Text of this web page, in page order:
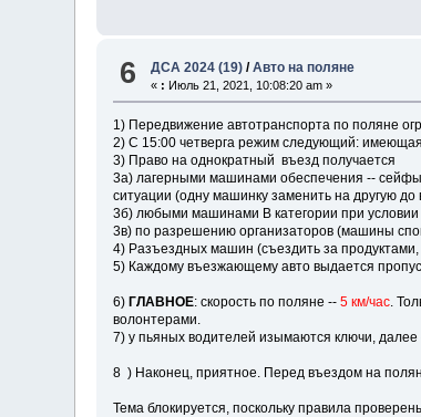
6 ДСА 2024 (19) /Авто на поляне
« : Июль 21, 2021, 10:08:20 am »
1) Передвижение автотранспорта по поляне
2) С 15:00 четверга режим следующий:
3) Право на однократный въезд получается
3а) лагерными машинами обеспечения --
ситуации (одну машинку заменить на другую
3б) любыми машинами В категории при
3в) по разрешению организаторов (машины
4) Разъездных машин (съездить за
5) Каждому въезжающему авто выдается
6)ГЛАВНОЕ: скорость по поляне --5 км/час .
волонтерами.
7) у пьяных водителей изымаются ключи, далее
8 ) Наконец, приятное. Перед въездом на
Тема блокируется, поскольку правила